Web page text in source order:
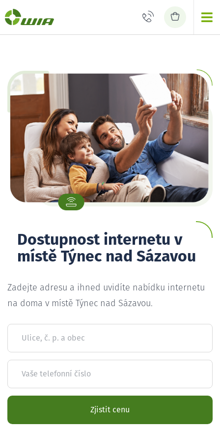
Dostupnost internetu v
místě Týnec nad Sázavou
Zadejte adresu a ihned uvidíte nabídku internetu
na doma v místě Týnec nad Sázavou.
Ulice, č. p. a obec
Vaše telefonní číslo
Zjistit cenu